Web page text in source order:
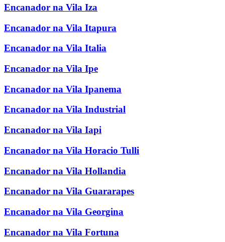
Encanador na Vila Iza
Encanador na Vila Itapura
Encanador na Vila Italia
Encanador na Vila Ipe
Encanador na Vila Ipanema
Encanador na Vila Industrial
Encanador na Vila Iapi
Encanador na Vila Horacio Tulli
Encanador na Vila Hollandia
Encanador na Vila Guararapes
Encanador na Vila Georgina
Encanador na Vila Fortuna